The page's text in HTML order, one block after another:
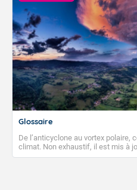
Glossaire
De l’anticyclone au vortex polaire,
climat. Non exhaustif, il est mis à
publications. Vous y trouverez